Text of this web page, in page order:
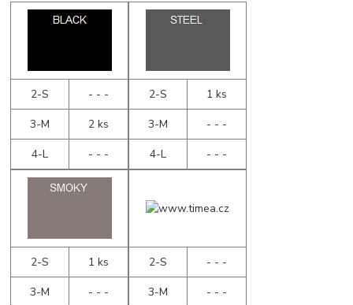
2-S
- - -
3-M
2 ks
4-L
- - -
2-S
1 ks
3-M
- - -
4-L
- - -
2-S
1 ks
3-M
- - -
2-S
- - -
3-M
- - -